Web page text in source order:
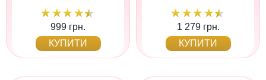
999 грн.
КУПИТИ
1 279 грн.
КУПИТИ